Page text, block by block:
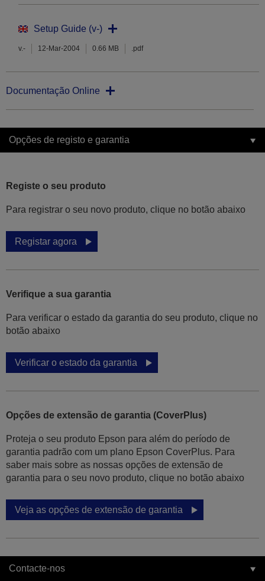
Setup Guide (v-)
v.- 12-Mar-2004 0.66 MB .pdf
Documentação Online
Opções de registo e garantia
Registe o seu produto
Para registrar o seu novo produto, clique no botão abaixo
Registar agora
Verifique a sua garantia
Para verificar o estado da garantia do seu produto, clique no
botão abaixo
Verificar o estado da garantia
Opções de extensão de garantia (CoverPlus)
Proteja o seu produto Epson para além do período de
garantia padrão com um plano Epson CoverPlus. Para
saber mais sobre as nossas opções de extensão de
garantia para o seu novo produto, clique no botão abaixo
Veja as opções de extensão de garantia
Contacte-nos